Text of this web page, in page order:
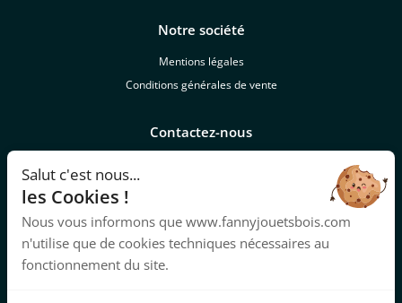
Salut c'est nous...
les Cookies !
Nous vous informons que www.fannyjouetsbois.com
n'utilise que de cookies techniques nécessaires au
fonctionnement du site.
Notre société
Mentions légales
Conditions générales de vente
Contactez-nous
Notre FAQ
https://www.descampagnesvivantes.fr/